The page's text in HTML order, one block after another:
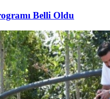
Belli Oldu